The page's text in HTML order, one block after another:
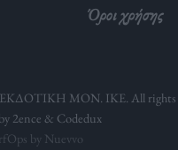
Όροι χρήσης
ΕΚΔΟΤΙΚΗ ΜΟΝ. ΙΚΕ. All rights
2ence & Codedux
by Nuevvo